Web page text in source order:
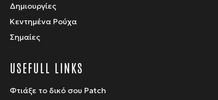
Δημιουργίες
Κεντημένα Ρούχα
Σημαίες
USEFULL LINKS
Φτιάξε το δικό σου Patch